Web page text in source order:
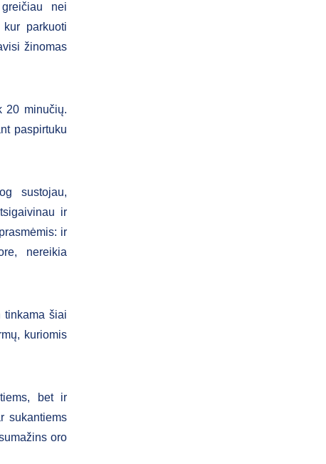
nei
parkuoti
žinomas
20 minučių.
paspirtuku
sustojau,
ir
ir
nereikia
tinkama šiai
kuriomis
bet ir
sukantiems
oro